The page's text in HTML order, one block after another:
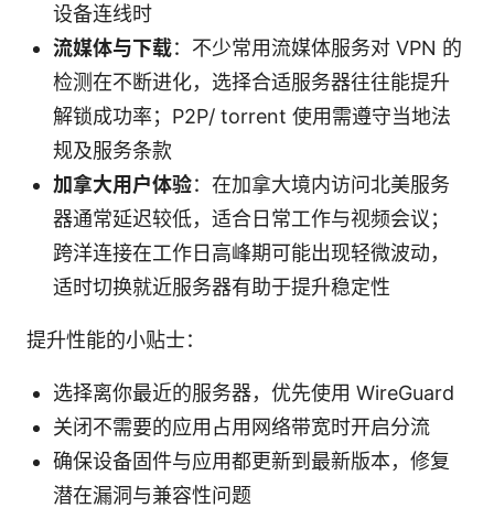
设备连线时
流媒体与下载：不少常用流媒体服务对 VPN 的
检测在不断进化，选择合适服务器往往能提升
解锁成功率；P2P/ torrent 使用需遵守当地法
规及服务条款
加拿大用户体验：在加拿大境内访问北美服务
器通常延迟较低，适合日常工作与视频会议；
跨洋连接在工作日高峰期可能出现轻微波动，
适时切换就近服务器有助于提升稳定性
提升性能的小贴士：
选择离你最近的服务器，优先使用 WireGuard
关闭不需要的应用占用网络带宽时开启分流
确保设备固件与应用都更新到最新版本，修复
潜在漏洞与兼容性问题